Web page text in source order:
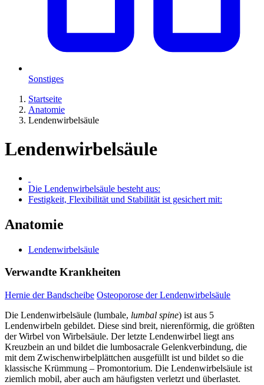
Sonstiges
Startseite
Anatomie
Lendenwirbelsäule
Lendenwirbelsäule
Die Lendenwirbelsäule besteht aus:
Festigkeit, Flexibilität und Stabilität ist gesichert mit:
Anatomie
Lendenwirbelsäule
Verwandte Krankheiten
Hernie der Bandscheibe Osteoporose der Lendenwirbelsäule
Die Lendenwirbelsäule (lumbale, lumbal spine) ist aus 5
Lendenwirbeln gebildet. Diese sind breit, nierenförmig, die größten
der Wirbel von Wirbelsäule. Der letzte Lendenwirbel liegt ans
Kreuzbein an und bildet die lumbosacrale Gelenkverbindung, die
mit dem Zwischenwirbelplättchen ausgefüllt ist und bildet so die
klassische Krümmung – Promontorium. Die Lendenwirbelsäule ist
ziemlich mobil, aber auch am häufigsten verletzt und überlastet.